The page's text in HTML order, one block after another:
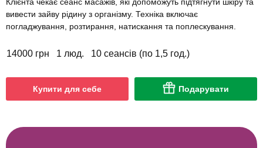
Клієнта чекає сеанс масажів, які допоможуть підтягнути шкіру та
вивести зайву рідину з організму. Техніка включає
погладжування, розтирання, натискання та поплескування.
14000 грн 1 люд. 10 сеансів (по 1,5 год.)
Купити для себе Подарувати